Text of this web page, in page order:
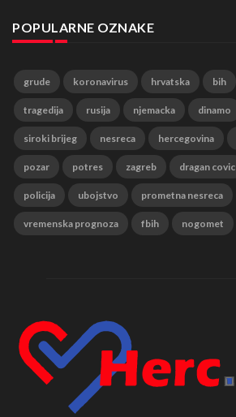
POPULARNE OZNAKE
grude koronavirus hrvatska bih
tragedija rusija njemacka dinamo
siroki brijeg nesreca hercegovina
pozar potres zagreb dragan covic
policija ubojstvo prometna nesreca
vremenska prognoza fbih nogomet